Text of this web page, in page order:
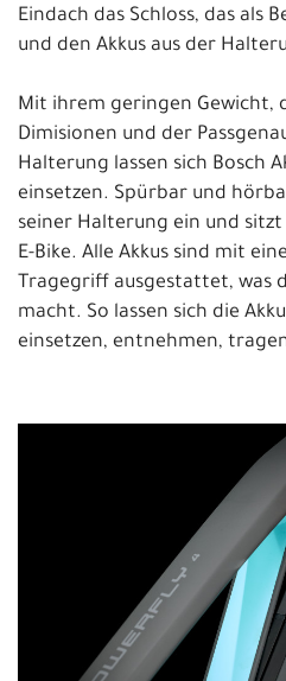
Eindach das Schloss, das als
und den Akkus aus der
Mit ihrem geringen Gewicht,
Dimisionen und der
Halterung lassen sich Bosch
einsetzen. Spürbar und
seiner Halterung ein und
E-Bike. Alle Akkus sind mit
Tragegriff ausgestattet, was
macht. So lassen sich die
einsetzen, entnehmen,